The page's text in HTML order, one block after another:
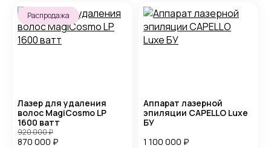
Распродажа
Лазер для удаления
волос MagiCosmo LP
1600 ватт
870 000 ₽
920 000₽
Аппарат лазерной
эпиляции CAPELLO Luxe
БУ
1 100 000 ₽